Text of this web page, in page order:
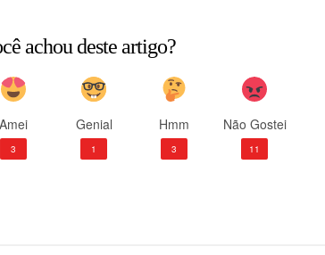
achou deste artigo?
Amei
3
Genial
1
Hmm
3
Não Gostei
11